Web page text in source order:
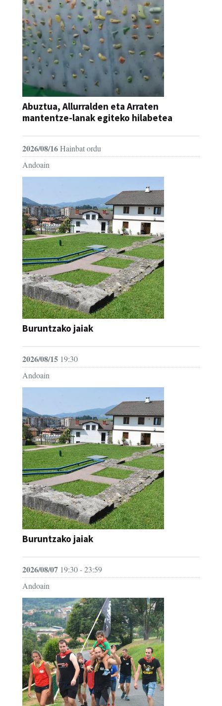
Abuztua, Allurralden eta Arraten
mantentze-lanak egiteko hilabetea
2026/08/16Hainbat ordu
Andoain
Buruntzako jaiak
2026/08/15 19:30
Andoain
Buruntzako jaiak
2026/08/07 19:30 - 23:59
Andoain